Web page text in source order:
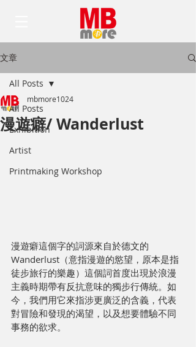
文章
All Posts
Exhibition
Artist
Printmaking Workshop
All Posts
漫遊癖/ Wanderlust
mbmore1024
漫遊癖這個字的詞源來自於德文的
Wanderlust（意指漫遊的慾望，原本是指
徒步旅行的樂趣）這個詞首度出現於浪漫
主義時期帶有反抗意味的獨步行傳統。如
今，我們用它來指涉更廣泛的含義，代表
對冒險和發現的渴望，以及想要體驗不同
事務的欲求。